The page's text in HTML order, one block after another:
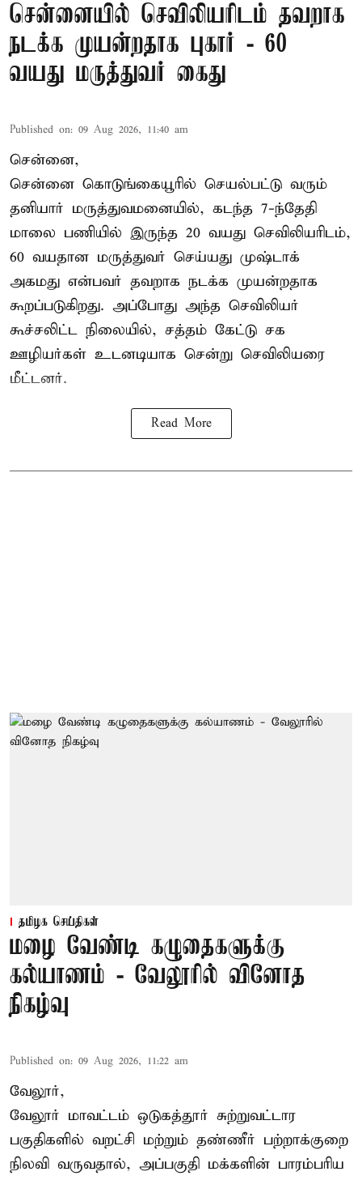
சென்னையில் செவிலியரிடம் தவறாக
நடக்க முயன்றதாக புகார் - 60
வயது மருத்துவர் கைது
Published on: 09 Aug 2026, 11:40 am
சென்னை,
சென்னை கொடுங்கையூரில் செயல்பட்டு வரும்
தனியார் மருத்துவமனையில், கடந்த 7-ந்தேதி
மாலை பணியில் இருந்த 20 வயது செவிலியரிடம்,
60 வயதான மருத்துவர் செய்யது முஷ்டாக்
அகமது என்பவர் தவறாக நடக்க முயன்றதாக
கூறப்படுகிறது. அப்போது அந்த செவிலியர்
கூச்சலிட்ட நிலையில், சத்தம் கேட்டு சக
ஊழியர்கள் உடனடியாக சென்று செவிலியரை
மீட்டனர்.
Read More
தமிழக செய்திகள்
மழை வேண்டி கழுதைகளுக்கு
கல்யாணம் - வேலூரில் வினோத
நிகழ்வு
Published on: 09 Aug 2026, 11:22 am
வேலூர்,
வேலூர் மாவட்டம் ஒடுகத்தூர் சுற்றுவட்டார
பகுதிகளில் வறட்சி மற்றும் தண்ணீர் பற்றாக்குறை
நிலவி வருவதால், அப்பகுதி மக்களின் பாரம்பரிய